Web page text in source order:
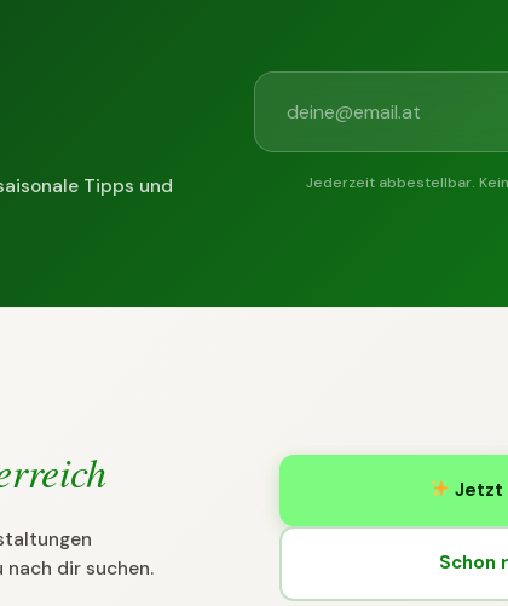
Tipps und
Jederzeit abbestellbar.
nach dir suchen.
Jetzt
Schon